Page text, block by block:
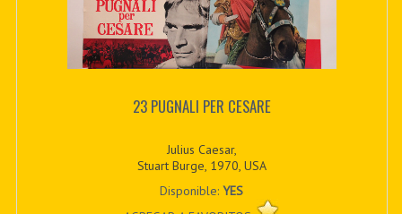
23 PUGNALI PER CESARE
Julius Caesar,
Stuart Burge, 1970, USA
Disponible:YES